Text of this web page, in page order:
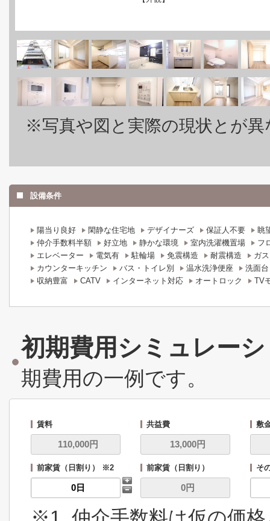
※写真や図と実際の現状とが
設備条件
陽当り良好 閑静な住宅地 デザイナーズ 保証人不要
眺
仲介手数料半額
好立地 静かな環境 室内洗濯機置場
フ
エレベーター
電気有 駐輪場 免震構造 耐震構造
ガ
カウンターキッチン
バス・トイレ別 温水洗浄便座
洗面台
収納豊富
CATV インターネット対応 オートロック TV
初期費用シミュレー
期費用の一例です。
賃料 共益費 敷
前家賃（日割り） ※2 前家賃（日割り） そ